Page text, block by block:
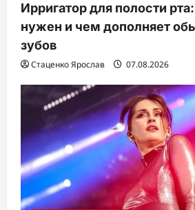
Ирригатор для полости
нужен и чем дополняет
зубов
Стаценко Ярослав 07.08.2026